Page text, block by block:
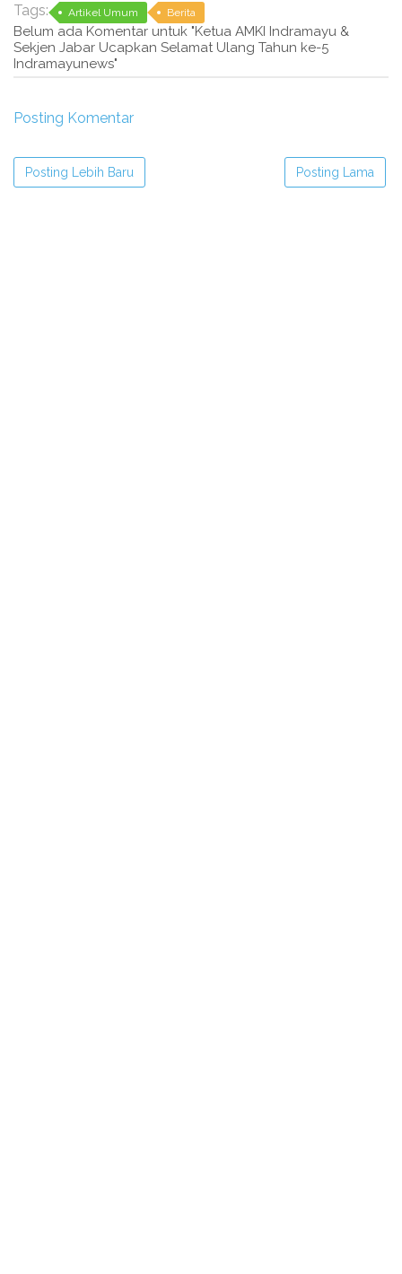
Tags: Artikel Umum Berita
Belum ada Komentar untuk "Ketua AMKI Indramayu &
Sekjen Jabar Ucapkan Selamat Ulang Tahun ke-5
Indramayunews"
Posting Komentar
Posting Lebih Baru Posting Lama